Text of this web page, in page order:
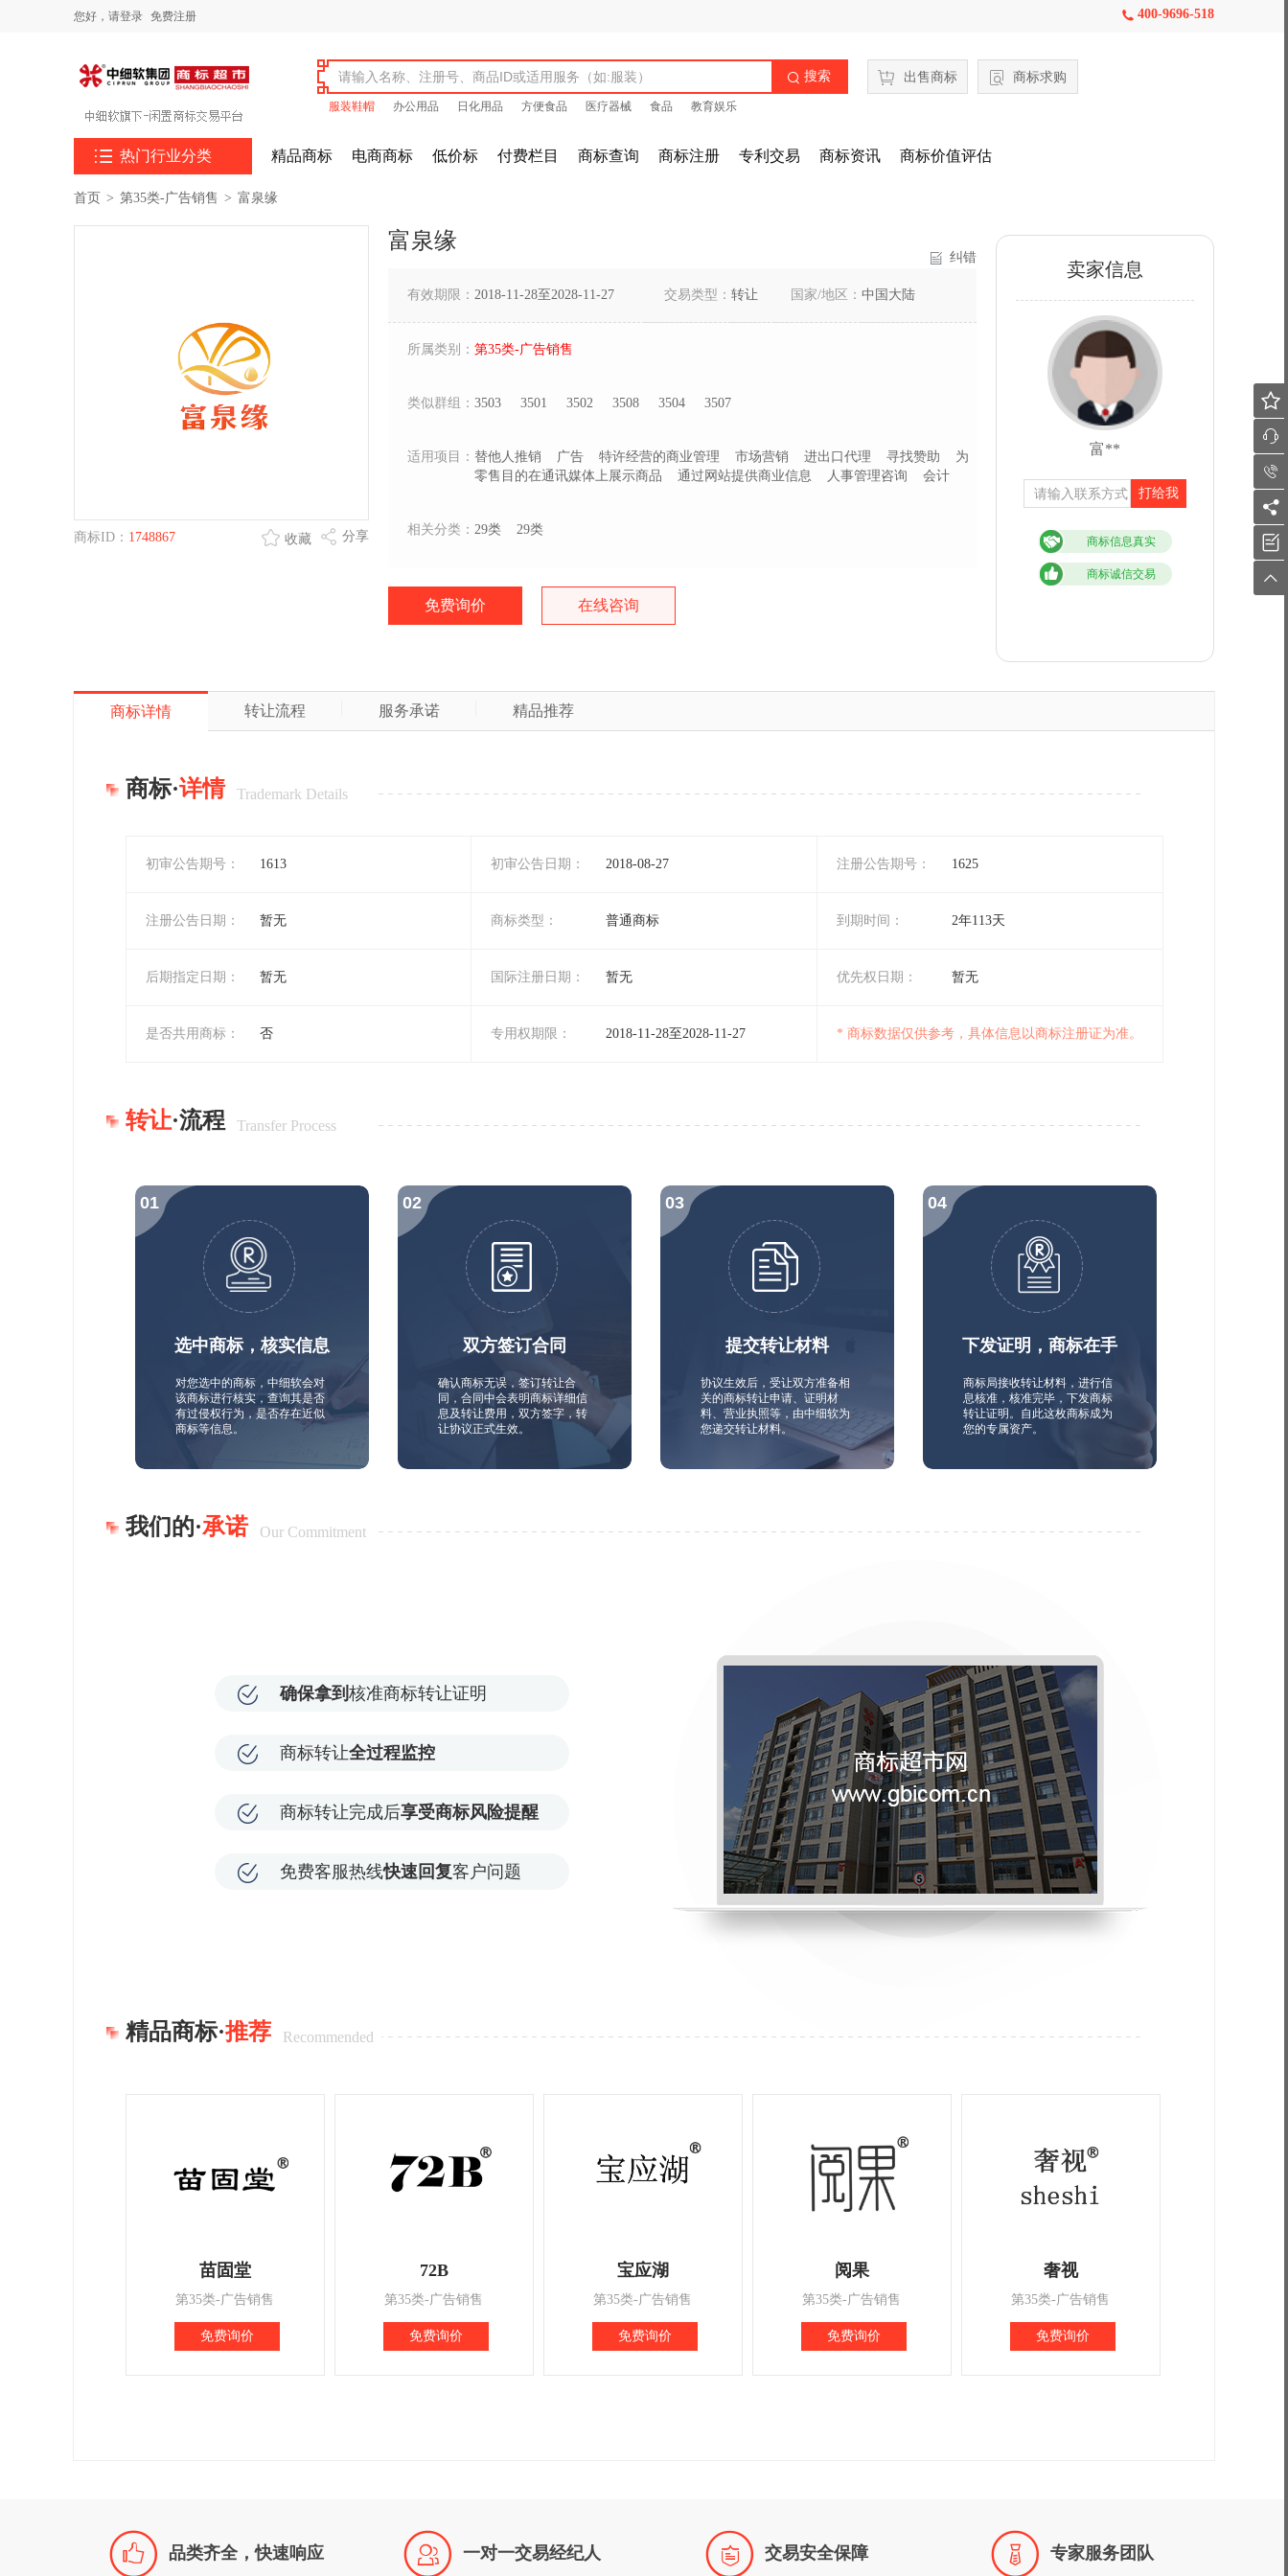
您好， 请登录 免费注册  400-9696-518
 搜索
服装鞋帽 办公用品 日化用品 方便食品 医疗器械 食品 教育娱乐
出售商标 商标求购
 热门行业分类 精品商标 电商商标 低价标 付费栏目 商标查询 商标注册 专利交易 商标资讯 商标价值评估
首页 > 第35类-广告销售 > 富泉缘
商标ID： 1748867 分享
收藏
富泉缘
纠错
有效期限： 2018-11-28至2028-11-27 交易类型： 转让 国家/地区： 中国大陆
所属类别： 第35类-广告销售
类似群组： 3503 3501 3502 3508 3504 3507
适用项目： 替他人推销 广告 特许经营的商业管理 市场营销 进出口代理 寻找赞助
为
零售目的在通讯媒体上展示商品
通过网站提供商业信息 人事管理咨询 会计
相关分类： 29类 29类
免费询价 在线咨询
卖家信息
富**
打给我
商标信息真实
商标诚信交易
商标详情 转让流程 服务承诺 精品推荐
商标·详情 Trademark Details
初审公告期号： 1613 初审公告日期： 2018-08-27 注册公告期号： 1625
注册公告日期： 暂无 商标类型： 普通商标 到期时间： 2年113天
后期指定日期： 暂无 国际注册日期： 暂无 优先权日期： 暂无
是否共用商标： 否 专用权期限： 2018-11-28至2028-11-27 * 商标数据仅供参考，具体信息以商标注册证为准。
转让·流程 Transfer Process
选中商标，核实信息
对您选中的商标，中细软会对
该商标进行核实，查询其是否
有过侵权行为，是否存在近似
商标等信息。
双方签订合同
确认商标无误，签订转让合
同，合同中会表明商标详细信
息及转让费用，双方签字，转
让协议正式生效。
提交转让材料
协议生效后，受让双方准备相
关的商标转让申请、证明材
料、营业执照等，由中细软为
您递交转让材料。
下发证明，商标在手
商标局接收转让材料，进行信
息核准，核准完毕，下发商标
转让证明。自此这枚商标成为
您的专属资产。
我们的·承诺 Our Commitment
确保拿到 核准商标转让证明
商标转让全过程监控
商标转让完成后享受商标风险提醒
免费客服热线快速回复客户问题
精品商标·推荐 Recommended
苗固堂
第35类-广告销售
免费询价
72B
第35类-广告销售
免费询价
宝应湖
第35类-广告销售
免费询价
阅果
第35类-广告销售
免费询价
奢视
第35类-广告销售
免费询价
 品类齐全，快速响应  一对一交易经纪人  交易安全保障  专家服务团队





